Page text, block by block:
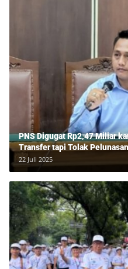
PNS Digugat Rp2,47 Miliar
Transfer tapi Tolak
Lawan Tipu Rp850 Juta
22 Juli 2025